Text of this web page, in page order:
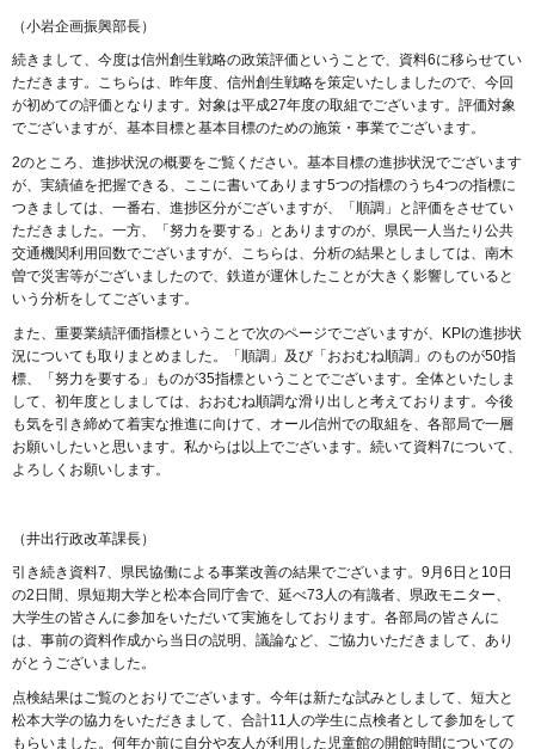
（小岩企画振興部長）
続きまして、今度は信州創生戦略の政策評価ということで、資料6に移らせてい
ただきます。こちらは、昨年度、信州創生戦略を策定いたしましたので、今回
が初めての評価となります。対象は平成27年度の取組でございます。評価対象
でございますが、基本目標と基本目標のための施策・事業でございます。
2のところ、進捗状況の概要をご覧ください。基本目標の進捗状況でございます
が、実績値を把握できる、ここに書いてあります5つの指標のうち4つの指標に
つきましては、一番右、進捗区分がございますが、「順調」と評価をさせてい
ただきました。一方、「努力を要する」とありますのが、県民一人当たり公共
交通機関利用回数でございますが、こちらは、分析の結果としましては、南木
曽で災害等がございましたので、鉄道が運休したことが大きく影響していると
いう分析をしてございます。
また、重要業績評価指標ということで次のページでございますが、KPIの進捗状
況についても取りまとめました。「順調」及び「おおむね順調」のものが50指
標、「努力を要する」ものが35指標ということでございます。全体といたしま
して、初年度としましては、おおむね順調な滑り出しと考えております。今後
も気を引き締めて着実な推進に向けて、オール信州での取組を、各部局で一層
お願いしたいと思います。私からは以上でございます。続いて資料7について、
よろしくお願いします。
（井出行政改革課長）
引き続き資料7、県民協働による事業改善の結果でございます。9月6日と10日
の2日間、県短期大学と松本合同庁舎で、延べ73人の有識者、県政モニター、
大学生の皆さんに参加をいただいて実施をしております。各部局の皆さんに
は、事前の資料作成から当日の説明、議論など、ご協力いただきまして、あり
がとうございました。
点検結果はご覧のとおりでございます。今年は新たな試みとしまして、短大と
松本大学の協力をいただきまして、合計11人の学生に点検者として参加をして
もらいました。何年か前に自分や友人が利用した児童館の開館時間についての